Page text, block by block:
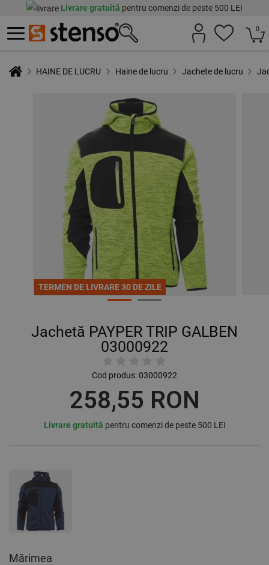
Livrare gratuită pentru comenzi de peste 500 LEI
0
HAINE DE LUCRU Haine de lucru Jachete de lucru
TERMEN DE LIVRARE 30 DE ZILE
Jachetă PAYPER TRIP GALBEN
03000922
Cod produs:03000922
258,55 RON
Livrare gratuită pentru comenzi de peste 500 LEI
Mărimea